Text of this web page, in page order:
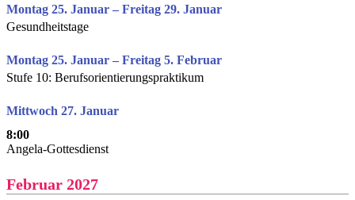
Montag 25. Januar – Freitag 29. Januar
Gesundheitstage
Montag 25. Januar – Freitag 5. Februar
Stufe 10: Berufsorientierungspraktikum
Mittwoch 27. Januar
8:00
Angela-Gottesdienst
Februar 2027